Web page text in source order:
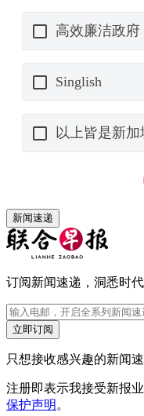
新闻速递
订阅新闻速递，洞悉时代
立即订阅
只想接收感兴趣的新闻
注册即表示我接受新报
保护声明 。